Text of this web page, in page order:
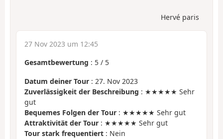
Hervé paris
27 Nov 2023 um 12:45
Gesamtbewertung : 5 / 5
Datum deiner Tour : 27. Nov 2023
Zuverlässigkeit der Beschreibung : ★★★★★ Sehr
gut
Bequemes Folgen der Tour : ★★★★★ Sehr gut
Attraktivität der Tour : ★★★★★ Sehr gut
Tour stark frequentiert : Nein